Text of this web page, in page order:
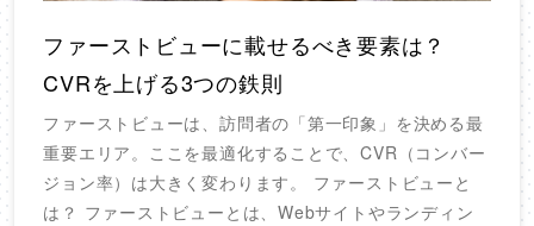
ファーストビューに載せるべき要素は？
CVRを上げる3つの鉄則
ファーストビューは、訪問者の「第一印象」を決める最
重要エリア。ここを最適化することで、CVR（コンバー
ジョン率）は大きく変わります。 ファーストビューと
は？ ファーストビューとは、Webサイトやランディン